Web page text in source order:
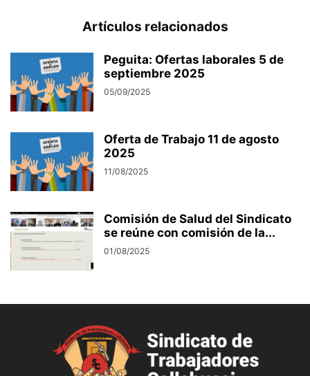
Artículos relacionados
Peguita: Ofertas laborales 5 de
septiembre 2025
05/09/2025
Oferta de Trabajo 11 de agosto
2025
11/08/2025
Comisión de Salud del Sindicato
se reúne con comisión de la...
01/08/2025